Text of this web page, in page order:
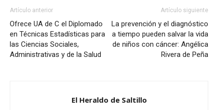
Artículo anterior
Ofrece UA de C el Diplomado
en Técnicas Estadísticas para
las Ciencias Sociales,
Administrativas y de la Salud
Artículo siguiente
La prevención y el diagnóstico
a tiempo pueden salvar la vida
de niños con cáncer: Angélica
Rivera de Peña
El Heraldo de Saltillo